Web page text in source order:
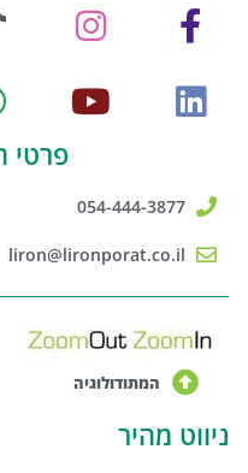
פרטי
054-444-3877
liron@lironporat.co.il
המתודולוגיה
ניווט מהיר